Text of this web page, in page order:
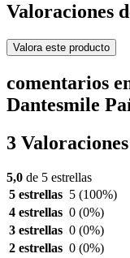
Valoraciones
Valora este producto
comentarios
Dantesmile
3
5,0 de 5 estrellas
5 estrellas 5 (100%)
4 estrellas 0 (0%)
3 estrellas 0 (0%)
2 estrellas 0 (0%)